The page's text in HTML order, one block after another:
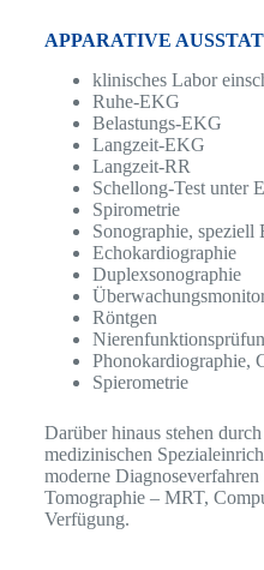
APPARATIVE
klinisches Labor
Ruhe-EKG
Belastungs-EKG
Langzeit-EKG
Langzeit-RR
Schellong-Test unter
Spirometrie
Sonographie, speziell
Echokardiographie
Duplexsonographie
Röntgen
Phonokardiographie,
Spierometrie
Darüber hinaus stehen
medizinischen
moderne
Tomographie – MRT,
Verfügung.